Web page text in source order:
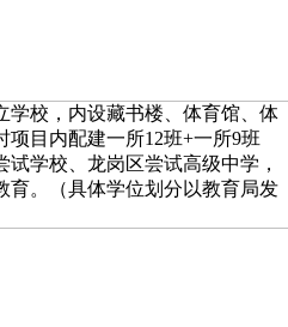
学校，内设藏书楼、体育馆、体
目内配建一所12班+一所9班
学校、龙岗区尝试高级中学，
育。（具体学位划分以教育局发